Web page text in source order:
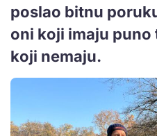
poslao bitnu
oni koji imaju puno
koji nemaju.